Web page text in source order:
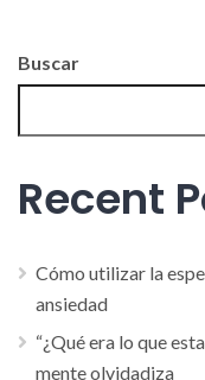
Buscar
Recent
Cómo utilizar la
ansiedad
“¿Qué era lo que
mente olvidadiza